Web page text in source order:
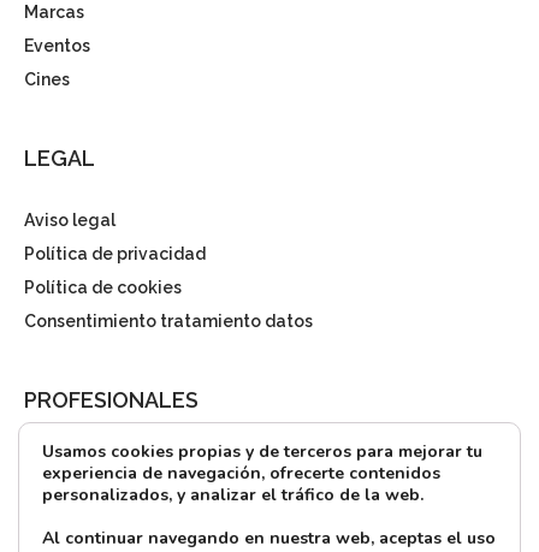
Marcas
Eventos
Cines
LEGAL
Aviso legal
Política de privacidad
Política de cookies
Consentimiento tratamiento datos
PROFESIONALES
¿Quieres alquilar?
Prensa
Directorio
Usamos cookies propias y de terceros para mejorar tu
experiencia de navegación, ofrecerte contenidos
personalizados, y analizar el tráfico de la web.
Al continuar navegando en nuestra web, aceptas el uso